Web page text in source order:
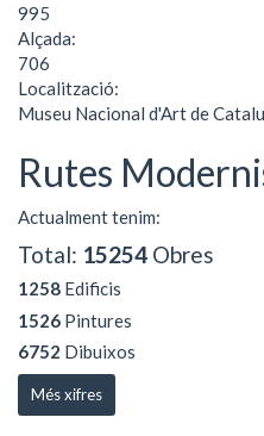
995
Alçada:
706
Localització:
Museu Nacional d'Art de
Rutes
Actualment tenim:
Total: 15254 Obres
1258 Edificis
1526 Pintures
6752 Dibuixos
Més xifres